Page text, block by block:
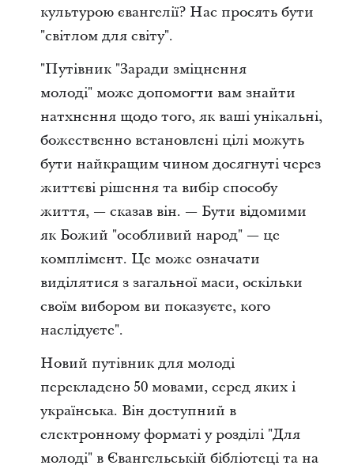
культурою євангелії? Нас просять бути
"світлом для світу".
"Путівник "Заради зміцнення
молоді" може допомогти вам знайти
натхнення щодо того, як ваші унікальні,
божественно встановлені цілі можуть
бути найкращим чином досягнуті через
життєві рішення та вибір способу
життя, — сказав він. — Бути відомими
як Божий "особливий народ" — це
комплімент. Це може означати
виділятися з загальної маси, оскільки
своїм вибором ви показуєте, кого
наслідуєте".
Новий путівник для молоді
перекладено 50 мовами, серед яких і
українська. Він доступний в
електронному форматі у розділі "Для
молоді" в Євангельській бібліотеці та на